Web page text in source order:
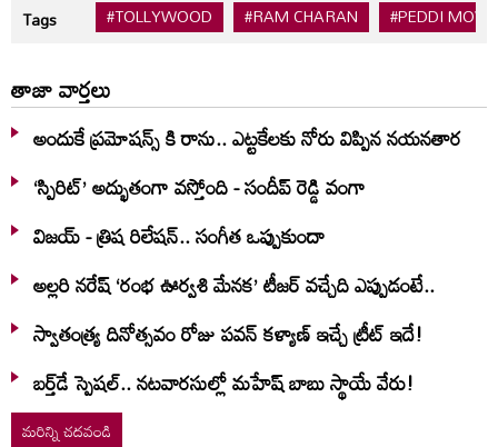
Tags #TOLLYWOOD #RAM CHARAN #PEDDI MOVIE
తాజా వార్తలు
అందుకే ప్రమోషన్స్ కి రాను.. ఎట్టకేలకు నోరు విప్పిన నయనతార
‘స్పిరిట్’ అద్భుతంగా వస్తోంది - సందీప్ రెడ్డి వంగా
విజయ్ - త్రిష రిలేషన్.. సంగీత ఒప్పుకుందా
అల్లరి నరేష్ ‘రంభ ఊర్వశి మేనక’ టీజర్ వచ్చేది ఎప్పుడంటే..
స్వాతంత్య్ర దినోత్సవం రోజు పవన్ కళ్యాణ్ ఇచ్చే ట్రీట్ ఇదే!
బర్త్‌‌డే స్పెషల్.. నటవారసుల్లో మహేష్ బాబు స్థాయే వేరు!
మరిన్ని చదవండి